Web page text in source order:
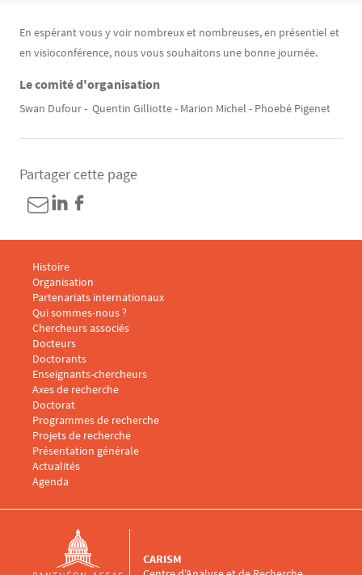
Texte
En espérant vous y voir nombreux et nombreuses, en présentiel et
en visioconférence, nous vous souhaitons une bonne journée.
Le comité d'organisation
Swan Dufour - Quentin Gilliotte - Marion Michel - Phoebé Pigenet
Partager cette page
Menu footer CARISM 1
Histoire
Organisation
Partenariats internationaux
Qui sommes-nous ?
Menu footer CARISM 2
Chercheurs associés
Docteurs
Doctorants
Enseignants-chercheurs
Menu footer CARISM 3
Axes de recherche
Doctorat
Programmes de recherche
Projets de recherche
Présentation générale
Menu footer CARISM 4
Actualités
Agenda
CARISM